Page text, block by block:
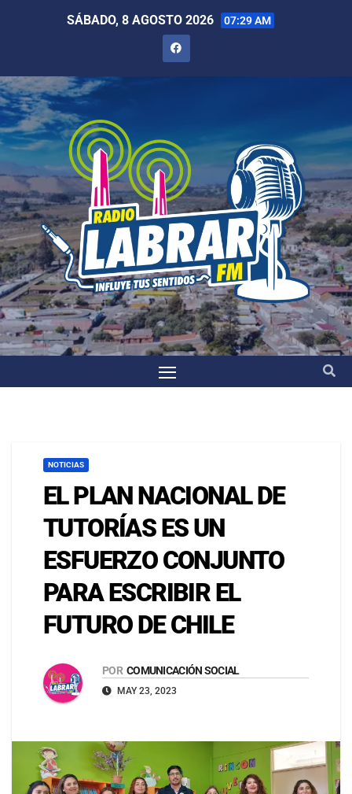
SÁBADO, 8 AGOSTO 2026 07:29 AM
NOTICIAS
EL PLAN NACIONAL DE
TUTORÍAS ES UN
ESFUERZO CONJUNTO
PARA ESCRIBIR EL
FUTURO DE CHILE
POR COMUNICACIÓN SOCIAL
MAY 23, 2023